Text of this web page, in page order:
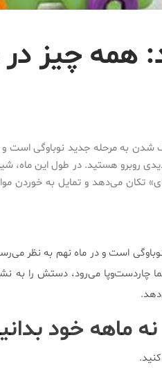
همه چیز در
شدن به مرحله جدید نوباوگی است
روبرو هستید. در طول این ماه،
تکان می‌دهد و تمایل به خوردن
است و در ماه نهم به نظر می‌رسد
چاردست‌وپا می‌رود، دستش را به
ماهه خود